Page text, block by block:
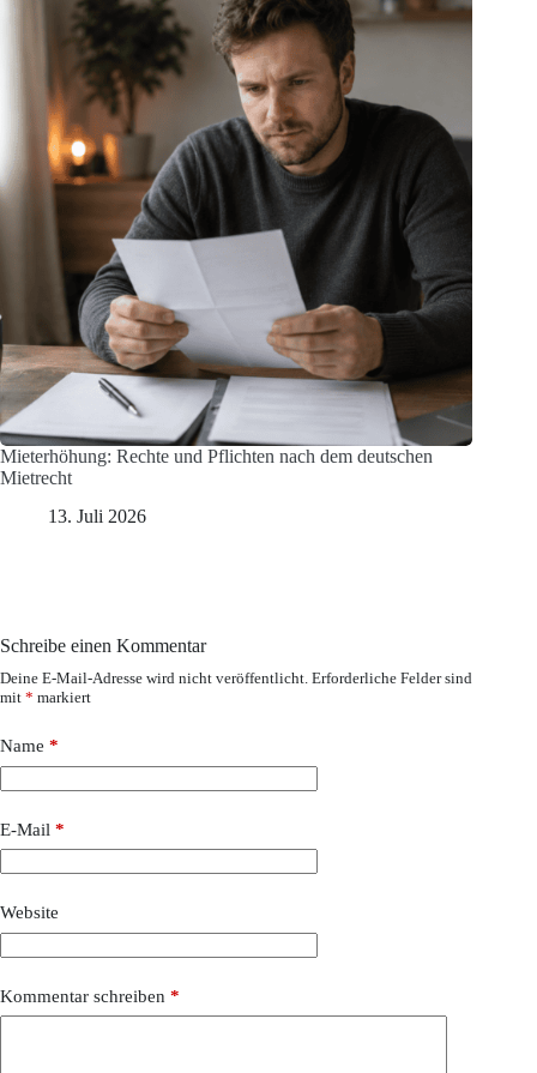
Mieterhöhung: Rechte und Pflichten nach dem deutschen
Mietrecht
13. Juli 2026
Schreibe einen Kommentar
Deine E-Mail-Adresse wird nicht veröffentlicht. Erforderliche Felder sind
mit * markiert
Name *
E-Mail *
Website
Kommentar schreiben *